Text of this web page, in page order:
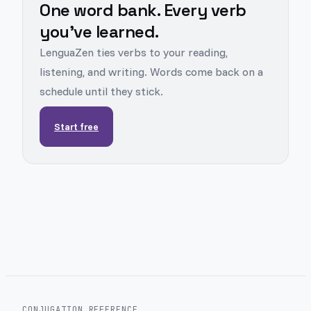
One word bank. Every verb
you've learned.
LenguaZen ties verbs to your reading,
listening, and writing. Words come back on a
schedule until they stick.
Start free